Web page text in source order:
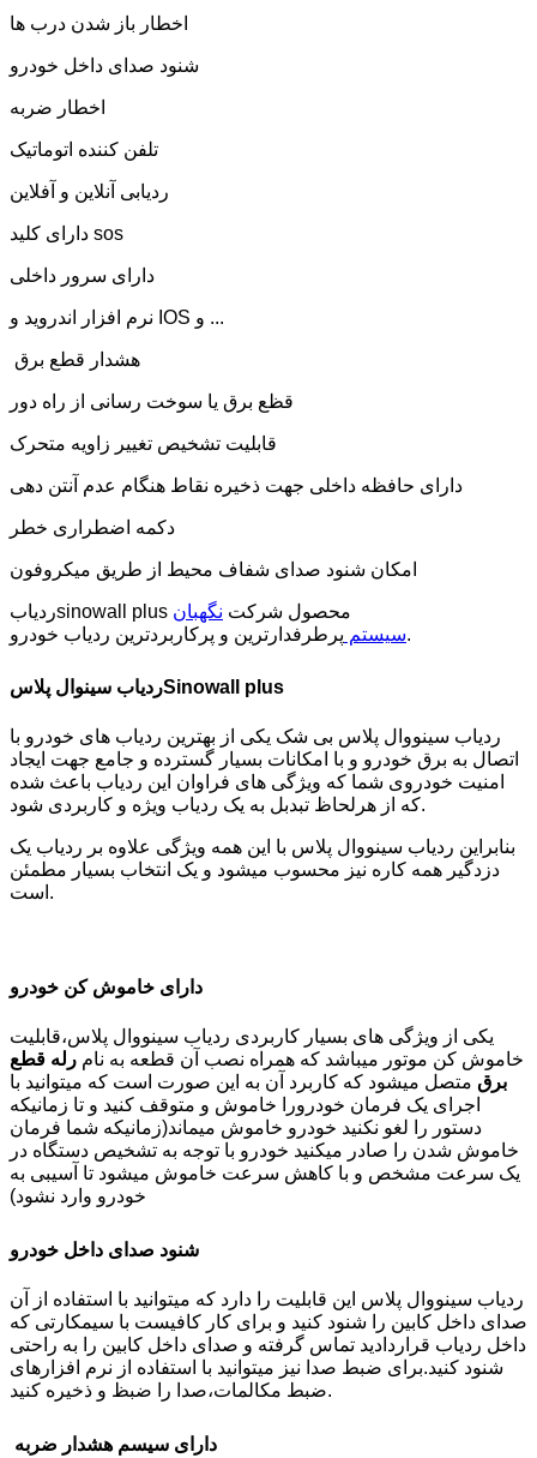
اخطار باز شدن درب ها
شنود صدای داخل خودرو
اخطار ضربه
تلفن کننده اتوماتیک
ردیابی آنلاین و آفلاین
دارای کلید sos
دارای سرور داخلی
نرم افزار اندروید و IOS و ...
هشدار قطع برق
قظع برق یا سوخت رسانی از راه دور
قابلیت تشخیص تغییر زاویه متحرک
دارای حافظه داخلی جهت ذخیره نقاط هنگام عدم آنتن دهی
دکمه اضطراری خطر
امکان شنود صدای شفاف محیط از طریق میکروفون
ردیابsinowall plus محصول شرکت نگهبان
سیستمپرطرفدارترین و پرکاربردترین ردیاب خودرو.
ردیاب سینوال پلاسSinowall plus
ردیاب سینووال پلاس بی شک یکی از بهترین ردیاب های خودرو با
اتصال به برق خودرو و با امکانات بسیار گسترده و جامع جهت ایجاد
امنیت خودروی شما که ویژگی های فراوان این ردیاب باعث شده
که از هرلحاظ تبدبل به یک ردیاب ویژه و کاربردی شود.
بنابراین ردیاب سینووال پلاس با این همه ویژگی علاوه بر ردیاب یک
دزدگیر همه کاره نیز محسوب میشود و یک انتخاب بسیار مطمئن
است.
یکی از ویژگی های بسیار کاربردی ردیاب سینووال پلاس،قابلیت
خاموش کن موتور میباشد که همراه نصب آن قطعه به نام رله قطع
برق متصل میشود که کاربرد آن به این صورت است که میتوانید با
اجرای یک فرمان خودرورا خاموش و متوقف کنید و تا زمانیکه
دستور را لغو نکنید خودرو خاموش میماند(زمانیکه شما فرمان
خاموش شدن را صادر میکنید خودرو با توجه به تشخیص دستگاه در
یک سرعت مشخص و با کاهش سرعت خاموش میشود تا آسیبی به
خودرو وارد نشود)
ردیاب سینووال پلاس این قابلیت را دارد که میتوانید با استفاده از آن
صدای داخل کابین را شنود کنید و برای کار کافیست با سیمکارتی که
داخل ردیاب قراردادید تماس گرفته و صدای داخل کابین را به راحتی
شنود کنید.برای ضبط صدا نیز میتوانید با استفاده از نرم افزارهای
ضبط مکالمات،صدا را ضبظ و ذخیره کنید.